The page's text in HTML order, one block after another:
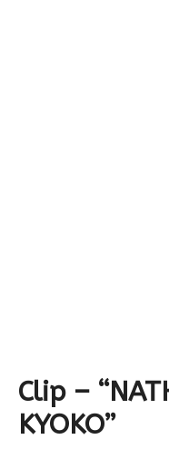
Clip –
KYOKO”